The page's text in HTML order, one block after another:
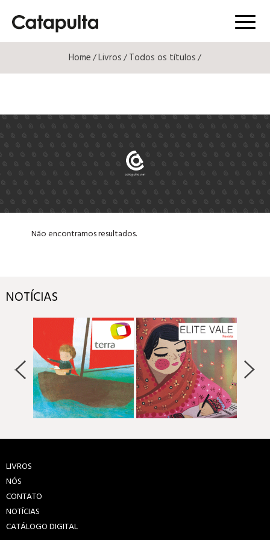
Menú
Home/Livros/Todos os títulos/
Não encontramos resultados.
NOTÍCIAS
LIVROS
NÓS
CONTATO
NOTÍCIAS
CATÁLOGO DIGITAL